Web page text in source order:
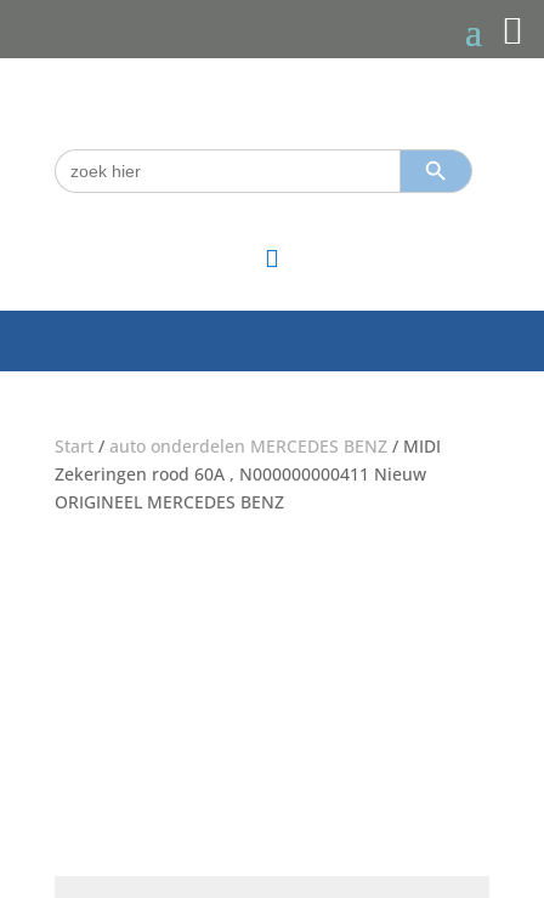
Zoek
naar:
Zoekknop

Start/ auto onderdelen MERCEDES BENZ/ MIDI
Zekeringen rood 60A , N000000000411 Nieuw
ORIGINEEL MERCEDES BENZ